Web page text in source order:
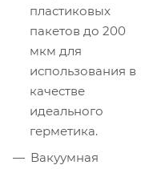
пластиковых
пакетов до 200
мкм для
использования в
качестве
идеального
герметика.
Вакуумная